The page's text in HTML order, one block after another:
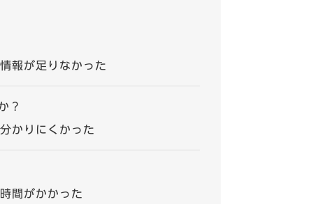
情報が足りなかった
？
分かりにくかった
時間がかかった